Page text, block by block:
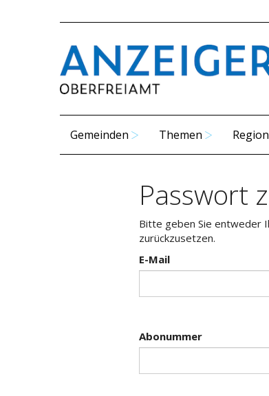
Gemeinden Themen Region